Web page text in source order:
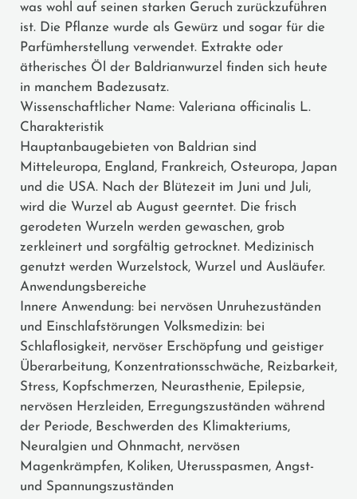
was wohl auf seinen starken Geruch zurückzuführen
ist. Die Pflanze wurde als Gewürz und sogar für die
Parfümherstellung verwendet. Extrakte oder
ätherisches Öl der Baldrianwurzel finden sich heute
in manchem Badezusatz.
Wissenschaftlicher Name: Valeriana officinalis L.
Charakteristik
Hauptanbaugebieten von Baldrian sind
Mitteleuropa, England, Frankreich, Osteuropa, Japan
und die USA. Nach der Blütezeit im Juni und Juli,
wird die Wurzel ab August geerntet. Die frisch
gerodeten Wurzeln werden gewaschen, grob
zerkleinert und sorgfältig getrocknet. Medizinisch
genutzt werden Wurzelstock, Wurzel und Ausläufer.
Anwendungsbereiche
Innere Anwendung: bei nervösen Unruhezuständen
und Einschlafstörungen Volksmedizin: bei
Schlaflosigkeit, nervöser Erschöpfung und geistiger
Überarbeitung, Konzentrationsschwäche, Reizbarkeit,
Stress, Kopfschmerzen, Neurasthenie, Epilepsie,
nervösen Herzleiden, Erregungszuständen während
der Periode, Beschwerden des Klimakteriums,
Neuralgien und Ohnmacht, nervösen
Magenkrämpfen, Koliken, Uterusspasmen, Angst-
und Spannungszuständen